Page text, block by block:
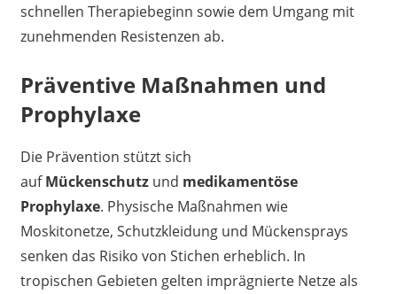
schnellen Therapiebeginn sowie dem Umgang mit
zunehmenden Resistenzen ab.
Präventive Maßnahmen und
Prophylaxe
Die Prävention stützt sich
aufMückenschutzund medikamentöse
Prophylaxe. Physische Maßnahmen wie
Moskitonetze, Schutzkleidung und Mückensprays
senken das Risiko von Stichen erheblich. In
tropischen Gebieten gelten imprägnierte Netze als